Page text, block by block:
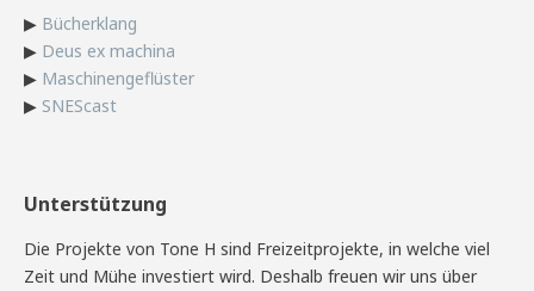
▶ Bücherklang
▶ Deus ex machina
▶ Maschinengeflüster
▶ SNEScast
Unterstützung
Die Projekte von Tone H sind Freizeitprojekte, in welche viel
Zeit und Mühe investiert wird. Deshalb freuen wir uns über